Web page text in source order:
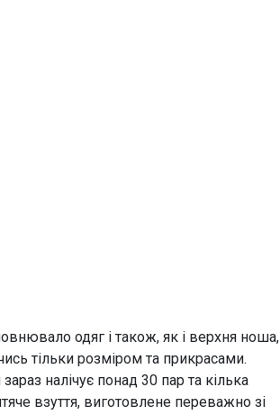
одяг і також, як і верхня ноша,
тільки розміром та прикрасами.
налічує понад 30 пар та кілька
взуття, виготовлене переважно зі